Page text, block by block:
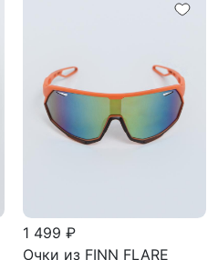
1 499 ₽
Очки из FINN FLARE